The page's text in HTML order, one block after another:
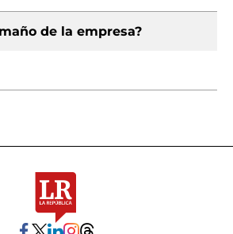
de la empresa?